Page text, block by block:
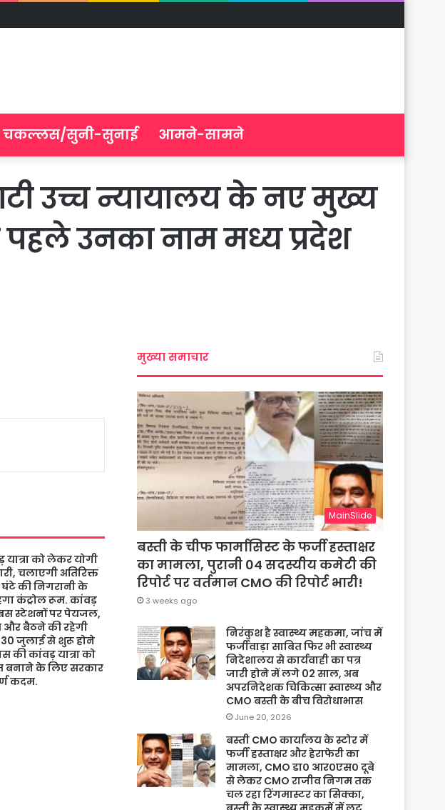
चकल्लस/सुनी-सुनाई आमने-सामने
उच्च न्यायालय के नए मुख्य
पहले उनका नाम मध्य प्रदेश
को लेकर योगी
चलाएगी अतिरिक्त
की निगरानी के
कंट्रोल रूम. कांवड़
बस स्टेशनों पर पेयजल,
और बैठने की रहेगी
30 जुलाई से शुरू होने
की कांवड़ यात्रा को
बनाने के लिए सरकार
कदम.
मुख्या समाचार
MainSlide
बस्ती के चीफ फार्मासिस्ट के फर्जी हस्ताक्षर
का मामला, पुरानी 04 सदस्यीय कमेटी की
रिपोर्ट पर वर्तमान CMO की रिपोर्ट भारी!
3 weeks ago
निरंकुश है स्वास्थ्य महकमा, जांच में
फर्जीवाड़ा साबित फिर भी स्वास्थ्य
निदेशालय से कार्यवाही का पत्र
जारी होने में लगे 02 साल, अब
अपरनिदेशक चिकित्सा स्वास्थ्य और
CMO बस्ती के बीच विरोधाभास
June 20, 2026
बस्ती CMO कार्यालय के स्टोर में
फर्जी हस्ताक्षर और हेराफेरी का
मामला, CMO डा० आर०एस० दूबे
से लेकर CMO राजीव निगम तक
चल रहा रिंगमास्टर का सिक्का,